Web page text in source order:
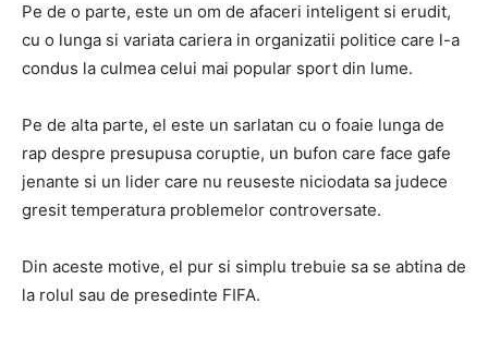
Pe de o parte, este un om de afaceri inteligent si erudit,
cu o lunga si variata cariera in organizatii politice care l-a
condus la culmea celui mai popular sport din lume.
Pe de alta parte, el este un sarlatan cu o foaie lunga de
rap despre presupusa coruptie, un bufon care face gafe
jenante si un lider care nu reuseste niciodata sa judece
gresit temperatura problemelor controversate.
Din aceste motive, el pur si simplu trebuie sa se abtina de
la rolul sau de presedinte FIFA.